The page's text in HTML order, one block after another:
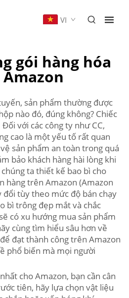
VI
gói hàng hóa
sản phẩm thường được
nào đó, đúng không? Chiếc
với các công ty như CC,
cao là một yếu tố rất quan
sản phẩm an toàn trong quá
bảo khách hàng hài lòng khi
ta thiết kế bao bì cho
hàng trên Amazon (Amazon
tùy theo mức độ bán chạy
bì trông đẹp mắt và chắc
có xu hướng mua sản phẩm
cùng tìm hiểu sâu hơn về
đạt thành công trên Amazon
phổ biến mà mọi người
cho Amazon, bạn cần cân
tiên, hãy lựa chọn vật liệu